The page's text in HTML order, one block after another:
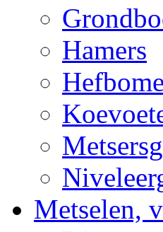
Hamers
Metselen,